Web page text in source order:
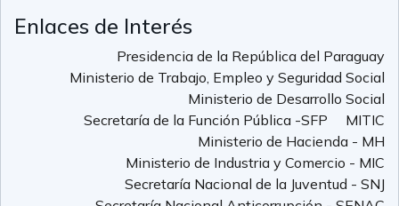
Enlaces de Interés
Presidencia de la República del Paraguay
Ministerio de Trabajo, Empleo y Seguridad Social
Ministerio de Desarrollo Social
Secretaría de la Función Pública -SFP
MITIC
Ministerio de Hacienda - MH
Ministerio de Industria y Comercio - MIC
Secretaría Nacional de la Juventud - SNJ